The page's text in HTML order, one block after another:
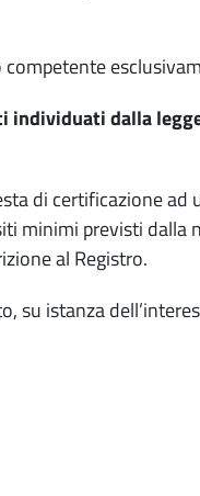
dalla
di certificazione ad
minimi previsti dalla
al Registro.
su istanza